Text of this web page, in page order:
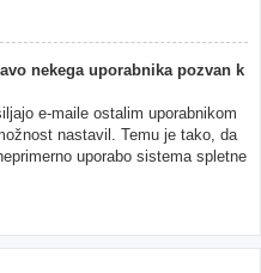
nekega uporabnika pozvan k
e-maile ostalim uporabnikom
nastavil. Temu je tako, da
uporabo sistema spletne